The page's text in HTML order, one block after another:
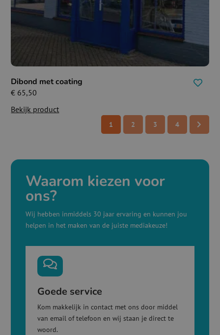
Dibond met coating
€ 65,50
Bekijk product
1 2 3 4
Waarom kiezen voor
ons?
Wij hebben inmiddels 30 jaar ervaring en kunnen jou
helpen in het maken van de juiste mediakeuze!

Goede service
Kom makkelijk in contact met ons door middel
van email of telefoon en wij staan je direct te
woord.